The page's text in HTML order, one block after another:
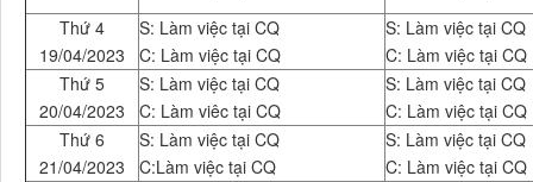
Thứ 4
19/04/2023
S: Làm việc tại CQ
C: Làm việc tại CQ
S: Làm việc tại CQ
C: Làm việc tại CQ
Thứ 5
20/04/2023
S: Làm việc tại CQ
C: Làm viêc tại CQ
S: Làm việc tại CQ
C: Làm việc tại CQ
Thứ 6
21/04/2023
S: Làm việc tại CQ
C:Làm việc tại CQ
S: Làm việc tại CQ
C: Làm việc tại CQ